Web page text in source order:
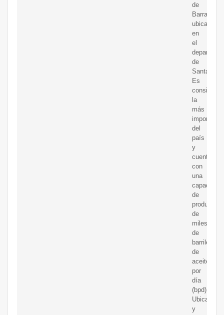
de
ubicada
en
el
de
Santander.
Es
la
más
importante
del
país
y
cuenta
con
una
capacidad
de
producción
de
miles
de
barriles
de
aceite
por
día
(bpd).
Ubicación
y